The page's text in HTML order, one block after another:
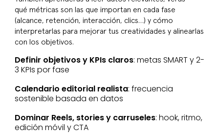
qué métricas son las que importan en cada fase
(alcance, retención, interacción, clics…) y cómo
interpretarlas para mejorar tus creatividades y alinearlas
con los objetivos.
Definir objetivos y KPIs claros: metas SMART y 2-
3 KPIs por fase
Calendario editorial realista: frecuencia
sostenible basada en datos
Dominar Reels, stories y carruseles: hook, ritmo,
edición móvil y CTA